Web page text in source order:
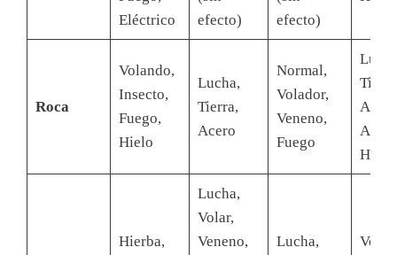
Eléctrico
efecto)
efecto)
Roca
Volando,
Insecto,
Fuego,
Hielo
Lucha,
Tierra,
Acero
Normal,
Volador,
Veneno,
Fuego
Agua,
Hierba,
Lucha,
Volar,
Veneno,
Lucha,